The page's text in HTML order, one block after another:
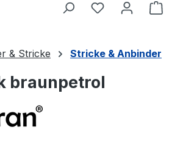
Du hast 0
& Stricke Stricke & Anbinder
braunpetrol